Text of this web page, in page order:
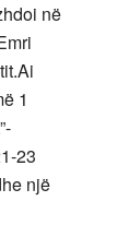
në
1
23
një